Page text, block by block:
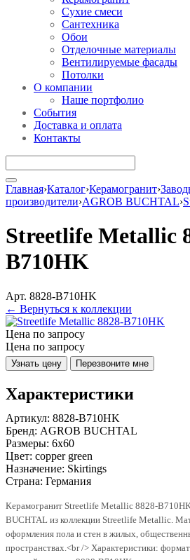
Сухие смеси
Сантехника
Обои
Отделочные материалы
Вентилируемые фасады
Потолки
О компании
Наше портфолио
События
Доставка и оплата
Контакты
Главная›Каталог›Керамогранит›
производители›AGROB BUCHTAL›
Streetlife Metallic
B710HK
Арт. 8828-B710HK
← Вернуться к коллекции
Цена по запросу
Цена по запросу
Узнать цену Перезвоните мне
Характеристики
Артикул: 8828-B710HK
Бренд: AGROB BUCHTAL
Размеры: 6x60
Цвет: copper green
Назначение: Skirtings
Страна: Германия
Керамогранит Streetlife Metallic 8828-
BUCHTAL из коллекции Streetlife Metallic.
оформления пола и стен в жилых,
пространствах.<br /> Характеристики: